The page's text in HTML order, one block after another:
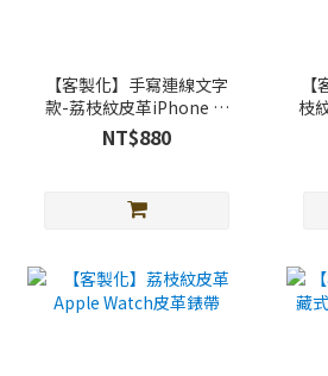
【客製化】手寫連線文字
款-荔枝紋皮革iPhone 磁
吸全包手機殼 (支援
Magsafe)
NT$880
枝